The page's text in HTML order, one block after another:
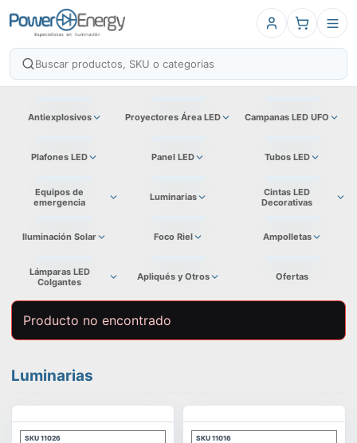
Antiexplosivos Proyectores Área LED Campanas LED UFO
Plafones LED Panel LED Tubos LED
Equipos de
emergencia
Luminarias
Cintas LED
Decorativas
Iluminación Solar Foco Riel Ampolletas
Lámparas LED
Colgantes
Apliqués y Otros Ofertas
Producto no encontrado
Luminarias
SKU 11026 SKU 11016